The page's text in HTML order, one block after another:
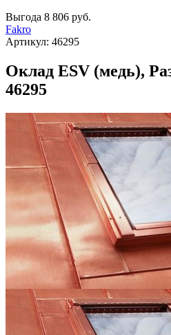
Выгода 8 806 руб.
Fakro
Артикул: 46295
Оклад ESV (медь),
46295